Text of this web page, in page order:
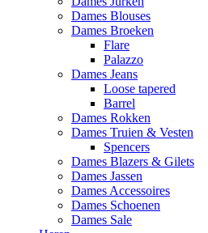
Dames Blouses
Dames Broeken
Flare
Palazzo
Dames Jeans
Loose tapered
Barrel
Dames Rokken
Dames Truien & Vesten
Spencers
Dames Blazers & Gilets
Dames Jassen
Dames Accessoires
Dames Schoenen
Dames Sale